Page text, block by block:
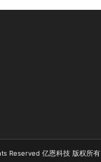
Reserved 亿恩科技 版权所有